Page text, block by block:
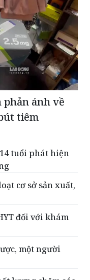
phản ánh về
tiêm
tuổi phát hiện
cơ sở sản xuất,
đối với khám
một người
lượng chăm sóc